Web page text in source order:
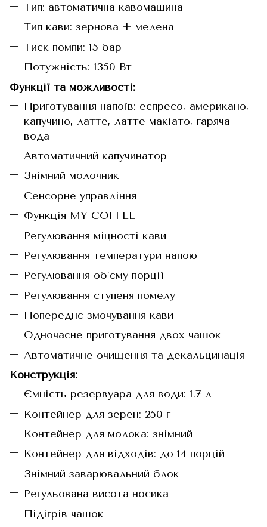
Тип: автоматична кавомашина
Тип кави: зернова + мелена
Тиск помпи: 15 бар
Потужність: 1350 Вт
Функції та можливості:
Приготування напоїв: еспресо, американо,
капучино, латте, латте макіато, гаряча
вода
Автоматичний капучинатор
Знімний молочник
Сенсорне управління
Функція MY COFFEE
Регулювання міцності кави
Регулювання температури напою
Регулювання об’єму порції
Регулювання ступеня помелу
Попереднє змочування кави
Одночасне приготування двох чашок
Автоматичне очищення та декальцинація
Конструкція:
Ємність резервуара для води: 1.7 л
Контейнер для зерен: 250 г
Контейнер для молока: знімний
Контейнер для відходів: до 14 порцій
Знімний заварювальний блок
Регульована висота носика
Підігрів чашок